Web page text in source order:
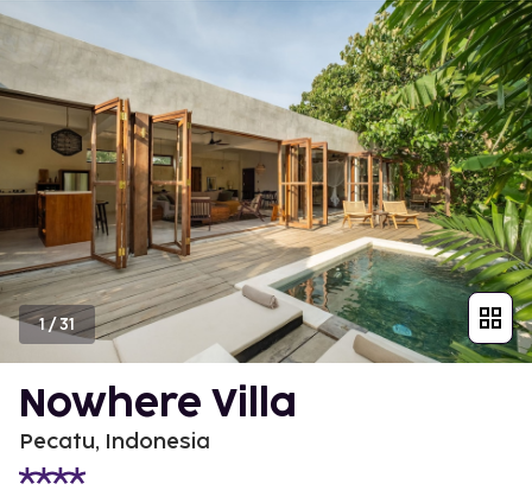
1/31
Nowhere Villa
Pecatu, Indonesia